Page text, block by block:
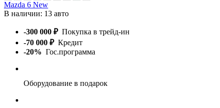
Mazda 6 New
В наличии: 13 авто
-300 000 ₽ Покупка в трейд-ин
-70 000 ₽ Кредит
-20% Гос.программа
Оборудование в подарок